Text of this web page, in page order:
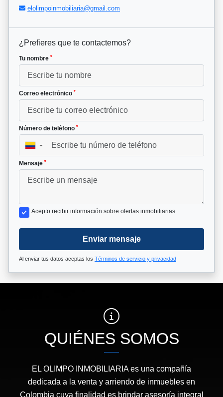
elolimpoinmobiliaria@gmail.com
¿Prefieres que te contactemos?
Tu nombre *
Correo electrónico *
Número de teléfono *
▼
Mensaje *
Acepto recibir información sobre ofertas inmobiliarias
Enviar mensaje
Al enviar tus datos aceptas los Términos de servicio y privacidad
QUIÉNES SOMOS
EL OLIMPO INMOBILIARIA es una compañía
dedicada a la venta y arriendo de inmuebles en
Colombia cuya finalidad es brindar asesoría integral